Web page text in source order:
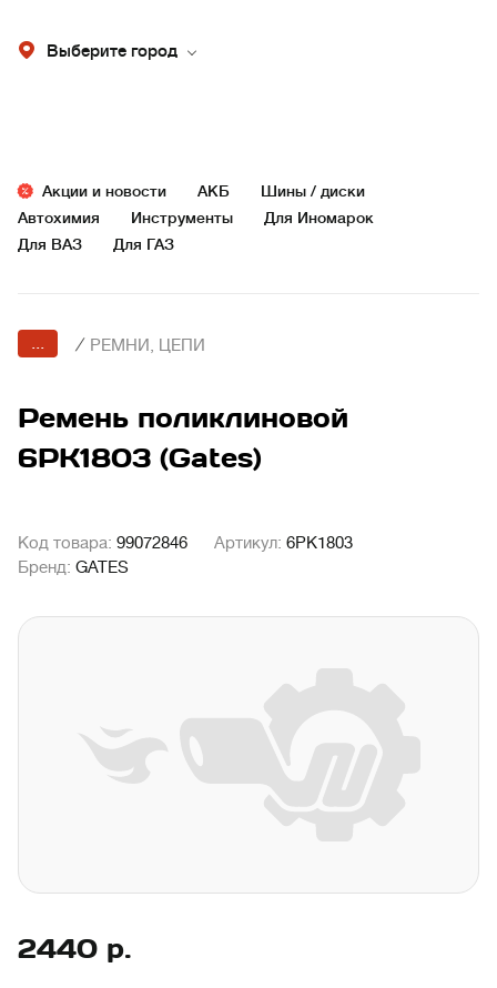
Выберите город
Акции и новости АКБ
Шины / диски
Автохимия
Инструменты
Для Иномарок
Для ВАЗ
Для ГАЗ
... / РЕМНИ, ЦЕПИ
Ремень поликлиновой
6PK1803 (Gates)
Код товара: 99072846 Артикул: 6PK1803
Бренд: GATES
2440 р.